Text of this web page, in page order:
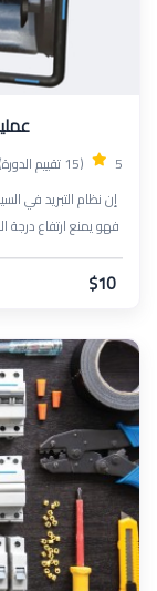
5 (15 تقييم الدورة)
إن نظام التبريد في
فهو يمنع ارتفاع درجة
$10